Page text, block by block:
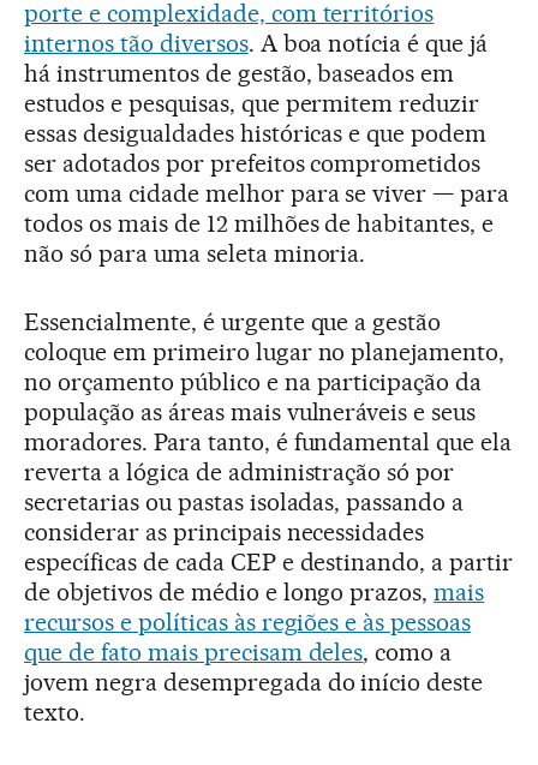
porte e complexidade, com territórios
internos tão diversos. A boa notícia é que já
há instrumentos de gestão, baseados em
estudos e pesquisas, que permitem reduzir
essas desigualdades históricas e que podem
ser adotados por prefeitos comprometidos
com uma cidade melhor para se viver — para
todos os mais de 12 milhões de habitantes, e
não só para uma seleta minoria.
Essencialmente, é urgente que a gestão
coloque em primeiro lugar no planejamento,
no orçamento público e na participação da
população as áreas mais vulneráveis e seus
moradores. Para tanto, é fundamental que ela
reverta a lógica de administração só por
secretarias ou pastas isoladas, passando a
considerar as principais necessidades
específicas de cada CEP e destinando, a partir
de objetivos de médio e longo prazos,mais
recursos e políticas às regiões e às pessoas
que de fato mais precisam deles, como a
jovem negra desempregada do início deste
texto.